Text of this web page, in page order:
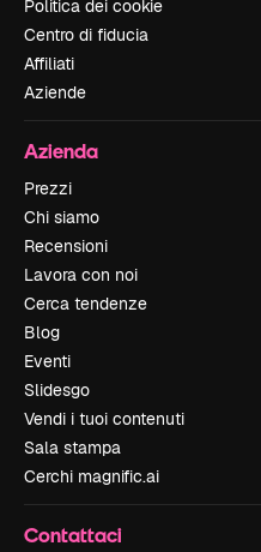
Politica dei cookie
Centro di fiducia
Affiliati
Aziende
Azienda
Prezzi
Chi siamo
Recensioni
Lavora con noi
Cerca tendenze
Blog
Eventi
Slidesgo
Vendi i tuoi contenuti
Sala stampa
Cerchi magnific.ai
Contattaci